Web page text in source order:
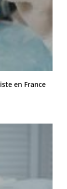
en France